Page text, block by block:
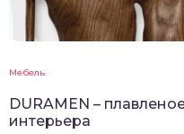
Мебель
DURAMEN –
интерьера